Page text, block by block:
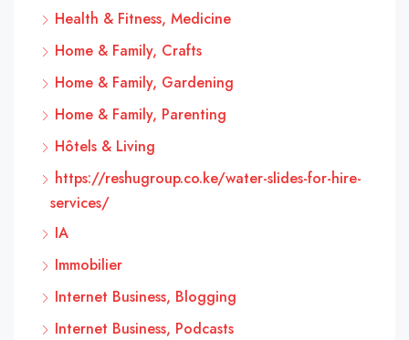
Health & Fitness, Medicine
Home & Family, Crafts
Home & Family, Gardening
Home & Family, Parenting
Hôtels & Living
https://reshugroup.co.ke/water-slides-for-hire-
services/
IA
Immobilier
Internet Business, Blogging
Internet Business, Podcasts